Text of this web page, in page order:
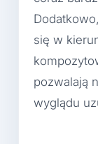
się w
pozwalają
wyglądu